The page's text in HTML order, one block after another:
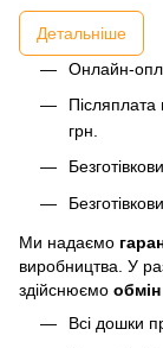
Детальніше
Онлайн-
грн.
Ми надаємо
виробництва. У
здійснюємо
Всі дошки